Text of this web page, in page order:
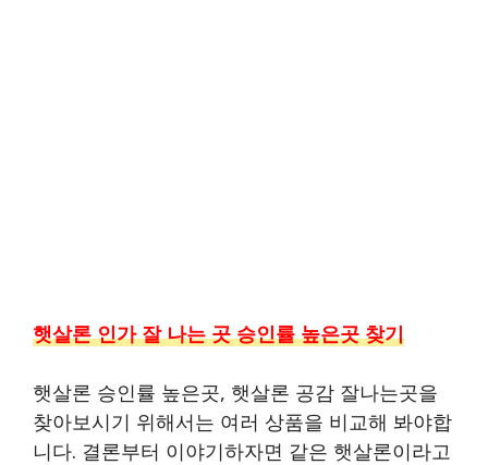
햇살론 인가 잘 나는 곳 승인률 높은곳 찾기
햇살론 승인률 높은곳, 햇살론 공감 잘나는곳을
찾아보시기 위해서는 여러 상품을 비교해 봐야합
니다. 결론부터 이야기하자면 같은 햇살론이라고